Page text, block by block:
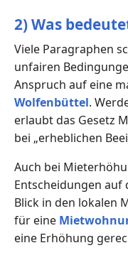
2) Was
Viele Paragraphen
unfairen
Anspruch auf eine
Wolfenbüttel.
erlaubt das Gesetz
bei „erheblichen
Auch bei
Entscheidungen auf
Blick in den lokalen
für eine
eine Erhöhung